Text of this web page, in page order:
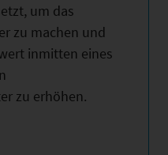
um das
zu machen und
inmitten eines
zu erhöhen.